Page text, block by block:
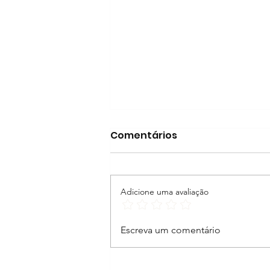
Um novo hobby
Comentários
Adicione uma avaliação
Escreva um comentário